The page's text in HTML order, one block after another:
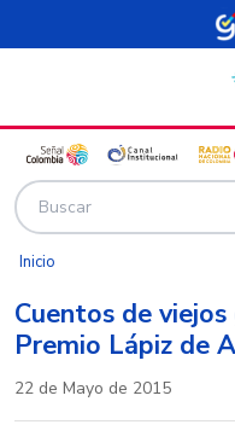
Pasar al contenido
Inicio
Cuentos de
Premio Lápiz de
22 de Mayo de 2015